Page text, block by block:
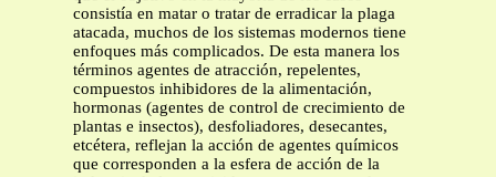
consistía en matar o tratar de erradicar la plaga
atacada, muchos de los sistemas modernos tiene
enfoques más complicados. De esta manera los
términos agentes de atracción, repelentes,
compuestos inhibidores de la alimentación,
hormonas (agentes de control de crecimiento de
plantas e insectos), desfoliadores, desecantes,
etcétera, reflejan la acción de agentes químicos
que corresponden a la esfera de acción de la